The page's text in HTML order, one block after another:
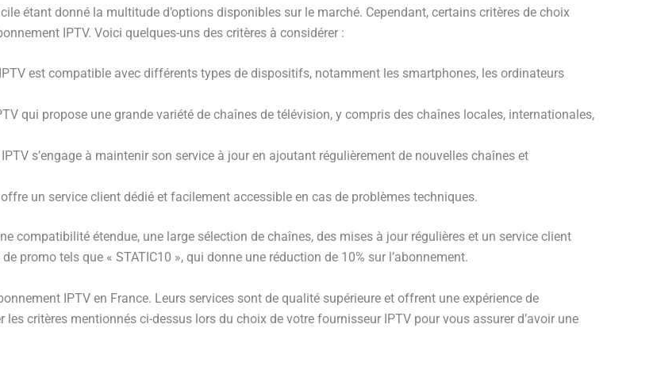
étant donné la multitude d’options disponibles sur le marché. Cependant, certains critères de choix
IPTV. Voici quelques-uns des critères à considérer :
est compatible avec différents types de dispositifs, notamment les smartphones, les ordinateurs
qui propose une grande variété de chaînes de télévision, y compris des chaînes locales, internationales,
s’engage à maintenir son service à jour en ajoutant régulièrement de nouvelles chaînes et
un service client dédié et facilement accessible en cas de problèmes techniques.
compatibilité étendue, une large sélection de chaînes, des mises à jour régulières et un service client
promo tels que « STATIC10 », qui donne une réduction de 10% sur l’abonnement.
IPTV en France. Leurs services sont de qualité supérieure et offrent une expérience de
critères mentionnés ci-dessus lors du choix de votre fournisseur IPTV pour vous assurer d’avoir une